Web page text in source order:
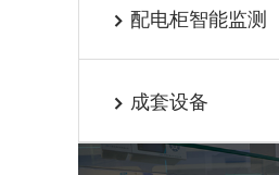
 配电柜智能监测
 成套设备